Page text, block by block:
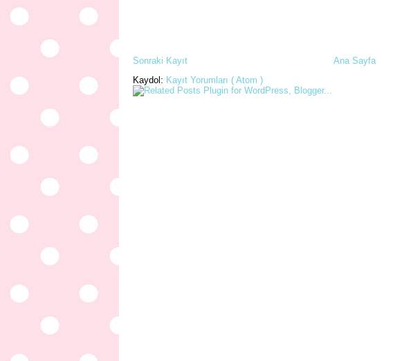
Sonraki Kayıt
Ana Sayfa
Kaydol: Kayıt Yorumları ( Atom )